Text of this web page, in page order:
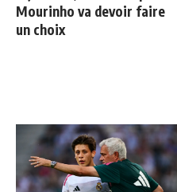
Mourinho va devoir faire
un choix